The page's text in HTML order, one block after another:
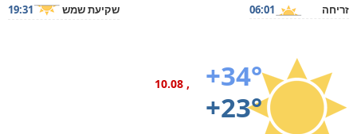
זריחה
06:01 שקיעת שמש 19:31
+34°
+23°
, 10.08